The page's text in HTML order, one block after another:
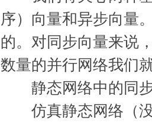
序）向量和异步向量
的。对同步向量来说
数量的并行网络我们
静态网络中的同步
仿真静态网络（没